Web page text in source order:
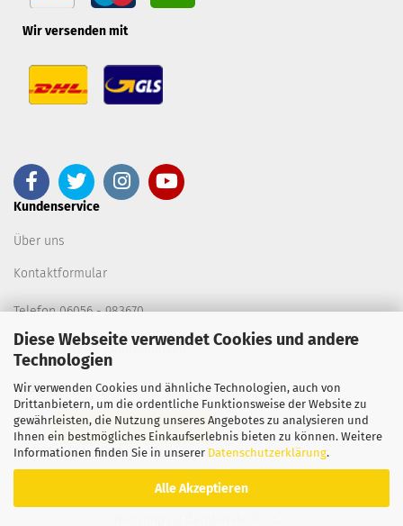
Diese Webseite verwendet Cookies und andere
Technologien
Wir verwenden Cookies und ähnliche Technologien, auch von
Drittanbietern, um die ordentliche Funktionsweise der Website zu
gewährleisten, die Nutzung unseres Angebotes zu analysieren und
Ihnen ein bestmögliches Einkaufserlebnis bieten zu können. Weitere
Informationen finden Sie in unserer Datenschutzerklärung.
Alle Akzeptieren
Wir versenden mit
Kundenservice
Über uns
Kontaktformular
Telefon 06056 - 983670
Partnerseiten / Empfehlungen
Widerruf
VERTRAG WIDERRUFEN
Widerrufsbelehrung